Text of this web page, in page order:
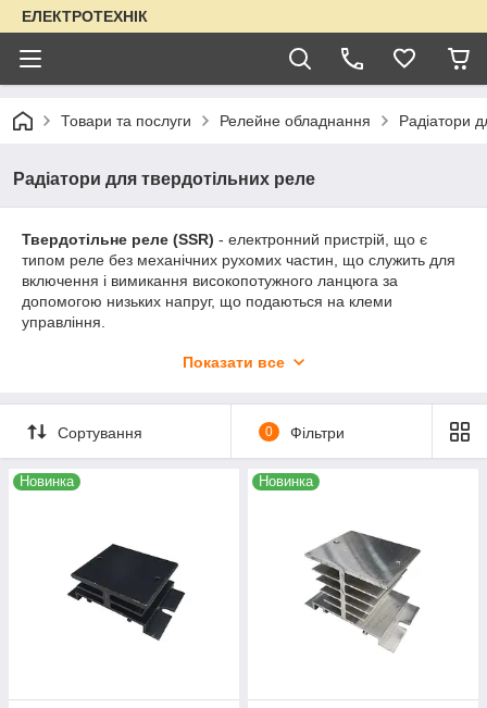
ЕЛЕКТРОТЕХНІК
Товари та послуги Релейне обладнання Радіатори
Радіатори для твердотільних реле
Твердотільне реле (SSR) - електронний пристрій, що є
типом реле без механічних рухомих частин, що служить для
включення і вимикання високопотужного ланцюга за
допомогою низьких напруг, що подаються на клеми
управління.
тепловідведення основа реле нагрівається, і вже при
забезпечення безперебійної роботи реле із заявленими
характеристиками необхідні додаткові тепловідвідні пристрої
радіатори
. Без додаткового охолодження реле працює при
навантаженнях нижче номінальних.
Показати все
Сортування 0 Фільтри
Новинка Новинка